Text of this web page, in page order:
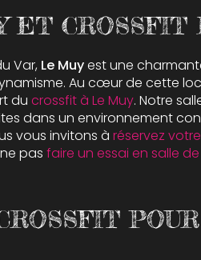
ET CROSSFIT
Var, Le Muyest une
Au cœur de cette
du crossfit à Le Muy. Notre
dans un environnement
vous invitons à réservez
pas faire un essai en salle